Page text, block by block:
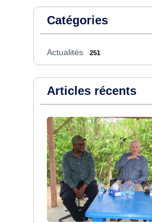
Catégories
Actualités 251
Articles récents